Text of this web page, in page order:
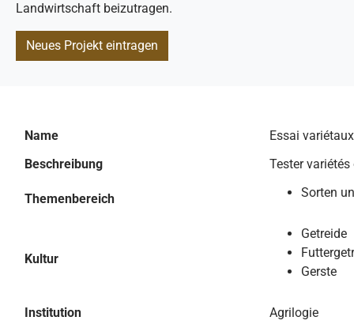
Landwirtschaft beizutragen.
Neues Projekt eintragen
Name
Essai
Beschreibung
Tester
Themenbereich Sorten
Kultur
Getreide
Gerste
Institution
Agrilogie